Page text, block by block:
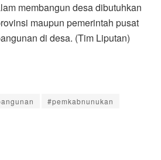
membangun desa dibutuhkan
maupun pemerintah pusat
di desa. (Tim Liputan)
#pemkabnunukan